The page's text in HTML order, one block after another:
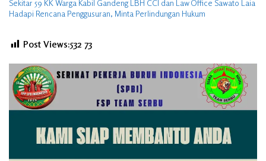
Sekitar 59 KK Warga Kabil Gandeng LBH CCI dan Law Office Sawato Laia
Hadapi Rencana Penggusuran, Minta Perlindungan Hukum
Post Views:532 73